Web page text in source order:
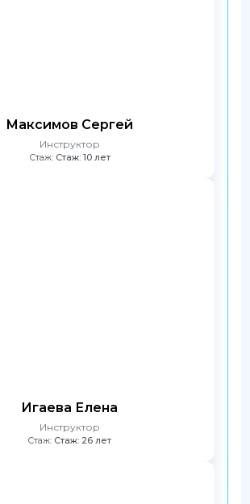
Максимов Сергей
Инструктор
Стаж: Стаж: 10 лет
Игаева Елена
Инструктор
Стаж: Стаж: 26 лет